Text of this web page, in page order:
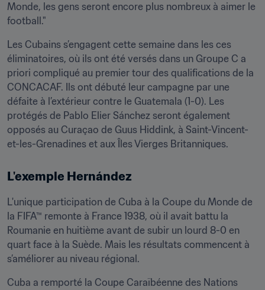
Monde, les gens seront encore plus nombreux à aimer le
football."
Les Cubains s’engagent cette semaine dans les ces
éliminatoires, où ils ont été versés dans un Groupe C a
priori compliqué au premier tour des qualifications de la
CONCACAF. Ils ont débuté leur campagne par une
défaite à l’extérieur contre le Guatemala (1-0). Les
protégés de Pablo Elier Sánchez seront également
opposés au Curaçao de Guus Hiddink, à Saint-Vincent-
et-les-Grenadines et aux Îles Vierges Britanniques.
L'exemple Hernández
L'unique participation de Cuba à la Coupe du Monde de
la FIFA™ remonte à France 1938, où il avait battu la
Roumanie en huitième avant de subir un lourd 8-0 en
quart face à la Suède. Mais les résultats commencent à
s’améliorer au niveau régional.
Cuba a remporté la Coupe Caraïbéenne des Nations